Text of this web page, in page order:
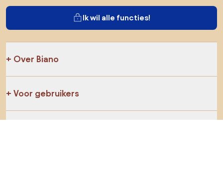
Ik wil alle functies!
Over Biano
Voor gebruikers